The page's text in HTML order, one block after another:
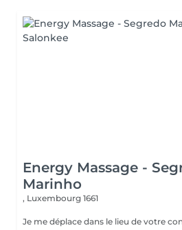
Energy Massage -
Marinho
, Luxembourg 1661
Je me déplace dans le lieu de votre